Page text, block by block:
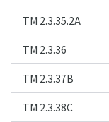
TM 2.3.35.2A
TM 2.3.36
TM 2.3.37B
TM 2.3.38C